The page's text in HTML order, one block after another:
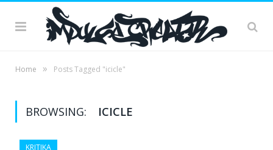
Home » Posts Tagged "icicle"
BROWSING: ICICLE
KRITIKA